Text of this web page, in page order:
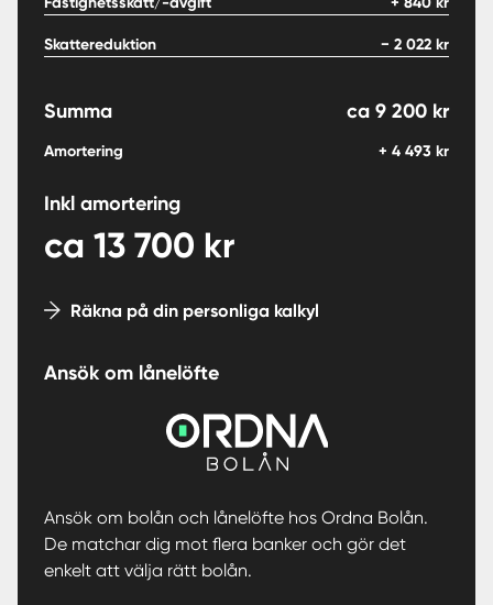
Skattereduktion − 2 022 kr
Summa ca 9 200 kr
Amortering + 4 493 kr
Inkl amortering
ca 13 700 kr
Räkna på din personliga kalkyl
Ansök om lånelöfte
Ansök om bolån och lånelöfte hos Ordna Bolån.
De matchar dig mot flera banker och gör det
enkelt att välja rätt bolån.